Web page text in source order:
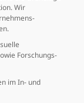
Wir
Forschungs-
im In- und